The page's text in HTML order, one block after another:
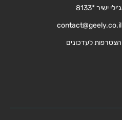
ג׳ילי ישיר *8133
contact@geely.co.il
הצטרפות לעדכונים